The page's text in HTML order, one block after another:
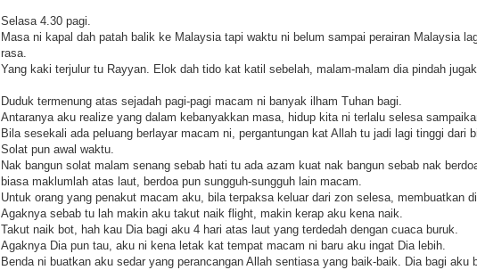
Selasa 4.30 pagi.
Masa ni kapal dah patah balik ke Malaysia tapi waktu ni belum sampai perairan Malaysia
rasa.
Yang kaki terjulur tu Rayyan. Elok dah tido kat katil sebelah, malam-malam dia pindah
Duduk termenung atas sejadah pagi-pagi macam ni banyak ilham Tuhan bagi.
Antaranya aku realize yang dalam kebanyakkan masa, hidup kita ni terlalu selesa
Bila sesekali ada peluang berlayar macam ni, pergantungan kat Allah tu jadi lagi tinggi dari
Solat pun awal waktu.
Nak bangun solat malam senang sebab hati tu ada azam kuat nak bangun sebab nak
biasa maklumlah atas laut, berdoa pun sungguh-sungguh lain macam.
Untuk orang yang penakut macam aku, bila terpaksa keluar dari zon selesa, membuatkan
Agaknya sebab tu lah makin aku takut naik flight, makin kerap aku kena naik.
Takut naik bot, hah kau Dia bagi aku 4 hari atas laut yang terdedah dengan cuaca buruk.
Agaknya Dia pun tau, aku ni kena letak kat tempat macam ni baru aku ingat Dia lebih.
Benda ni buatkan aku sedar yang perancangan Allah sentiasa yang baik-baik. Dia bagi